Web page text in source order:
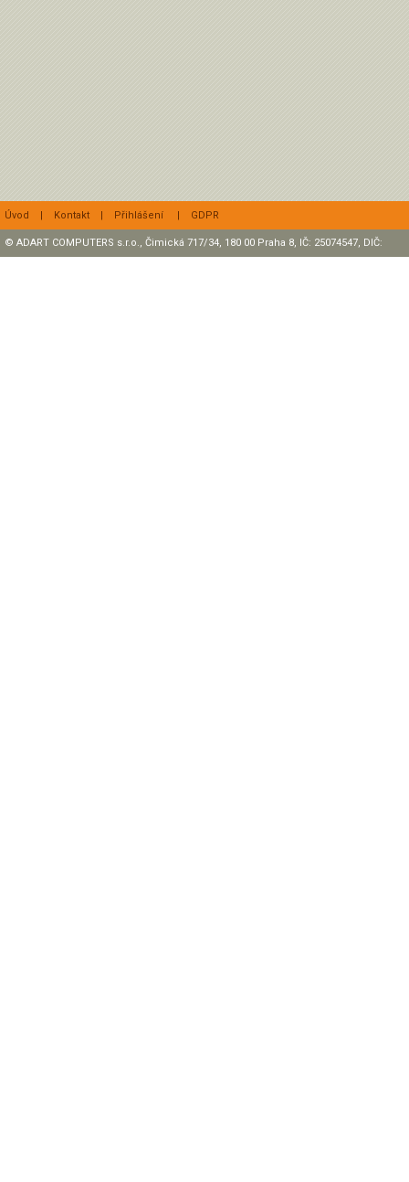
Úvod | Kontakt | Přihlášení | GDPR
© ADART COMPUTERS s.r.o., Čimická 717/34, 180 00 Praha 8, IČ: 25074547, DIČ: